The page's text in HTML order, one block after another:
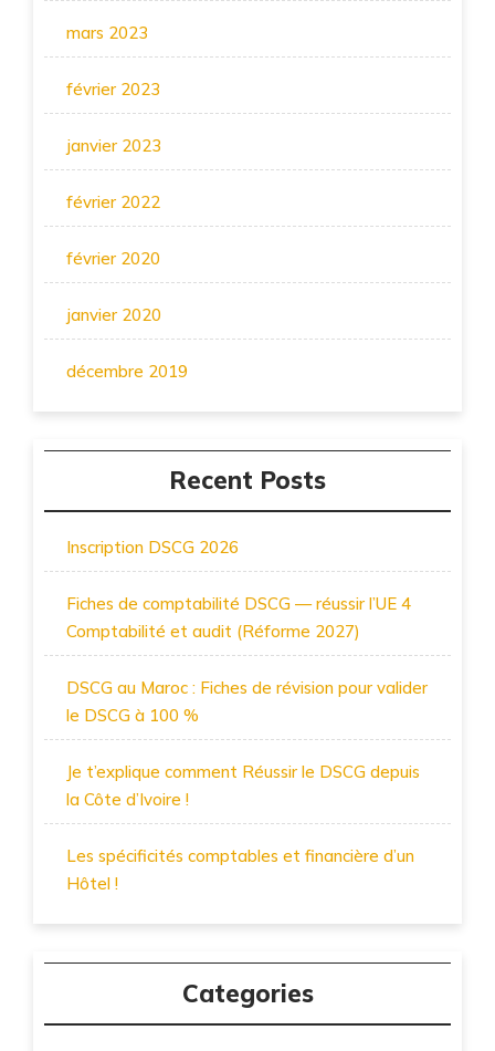
mars 2023
février 2023
janvier 2023
février 2022
février 2020
janvier 2020
décembre 2019
Recent Posts
Inscription DSCG 2026
Fiches de comptabilité DSCG — réussir l’UE 4
Comptabilité et audit (Réforme 2027)
DSCG au Maroc : Fiches de révision pour valider
le DSCG à 100 %
Je t’explique comment Réussir le DSCG depuis
la Côte d’Ivoire !
Les spécificités comptables et financière d’un
Hôtel !
Categories